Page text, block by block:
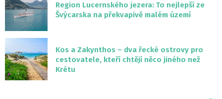
Region Lucernského jezera: To nejlepší ze
Švýcarska na překvapivě malém území
Kos a Zakynthos – dva řecké ostrovy pro
cestovatele, kteří chtějí něco jiného než
Krétu